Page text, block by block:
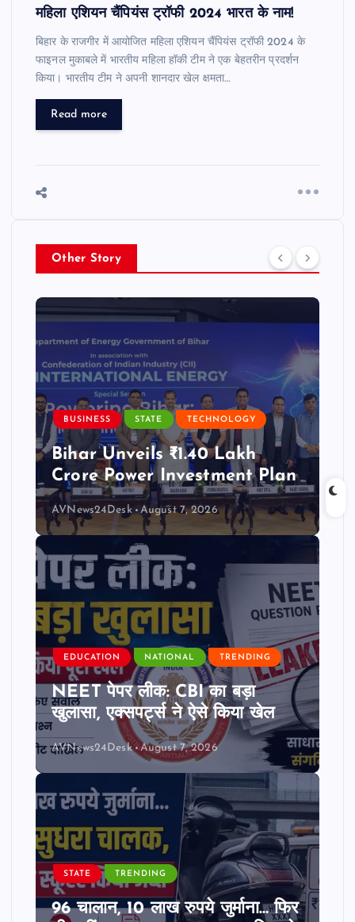
महिला एशियन चैंपियंस ट्रॉफी 2024 भारत के नाम!
बिहार के राजगीर में आयोजित महिला एशियन चैंपियंस ट्रॉफी 2024 के
फाइनल मुकाबले में भारतीय महिला हॉकी टीम ने एक बेहतरीन प्रदर्शन
किया। भारतीय टीम ने अपनी शानदार खेल क्षमता…
Read more
Other Story
BUSINESS STATE TECHNOLOGY
Bihar Unveils ₹1.40 Lakh
Crore Power Investment Plan
AVNews24Desk August 7, 2026
EDUCATION NATIONAL TRENDING
NEET पेपर लीक: CBI का बड़ा
खुलासा, एक्सपर्ट्स ने ऐसे किया खेल
AVNews24Desk August 7, 2026
STATE TRENDING
96 चालान, 10 लाख रुपये जुर्माना… फिर